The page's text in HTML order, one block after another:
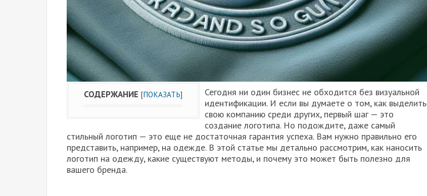
СОДЕРЖАНИЕ [ПОКАЗАТЬ]
Сегодня ни один бизнес не обходится без визуальной
идентификации. И если вы думаете о том, как выделить
свою компанию среди других, первый шаг — это
создание логотипа. Но подождите, даже самый
стильный логотип — это еще не достаточная гарантия успеха. Вам нужно правильно его
представить, например, на одежде. В этой статье мы детально рассмотрим, как наносить
логотип на одежду, какие существуют методы, и почему это может быть полезно для
вашего бренда.